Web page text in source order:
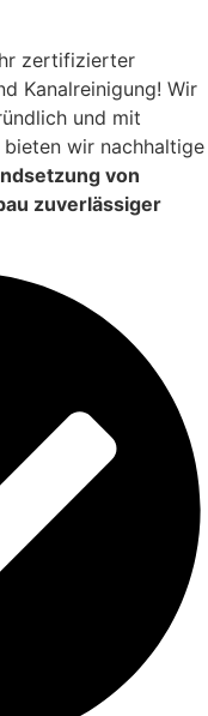
zertifizierter
Kanalreinigung! Wir
und mit
wir nachhaltige
von
zuverlässiger